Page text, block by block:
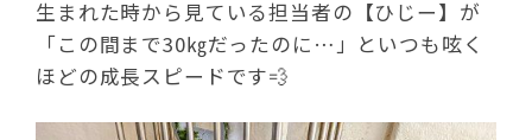
生まれた時から見ている担当者の【ひじー】が
「この間まで30㎏だったのに…」といつも呟く
ほどの成長スピードです💨